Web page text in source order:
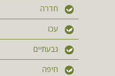
חדרה
עכו
גבעתיים
חיפה